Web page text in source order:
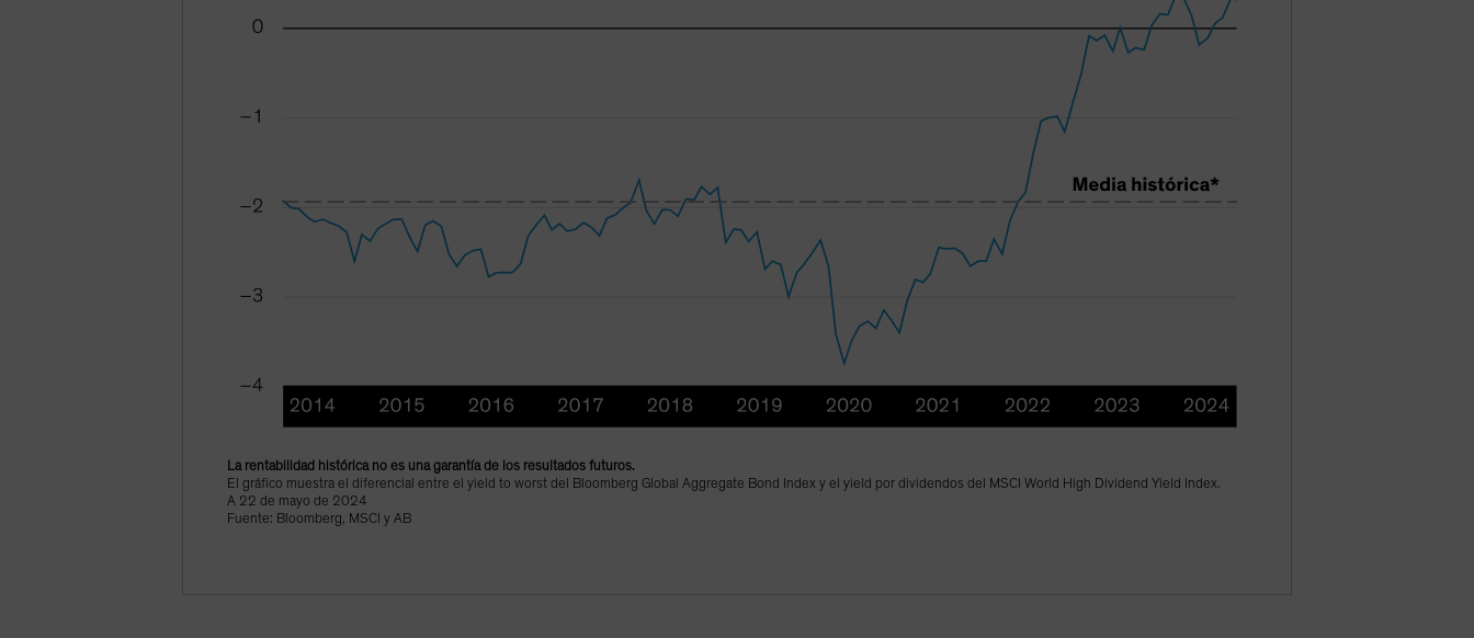
La rentabilidad histórica no es una garantía de los resultados futuros.
El gráfico muestra el diferencial entre el yield to worst del Bloomberg Global Aggregate Bond Index y el yield por dividendos del MSCI World High Dividend Yield Index.
A 22 de mayo de 2024
Fuente: Bloomberg, MSCI y AB